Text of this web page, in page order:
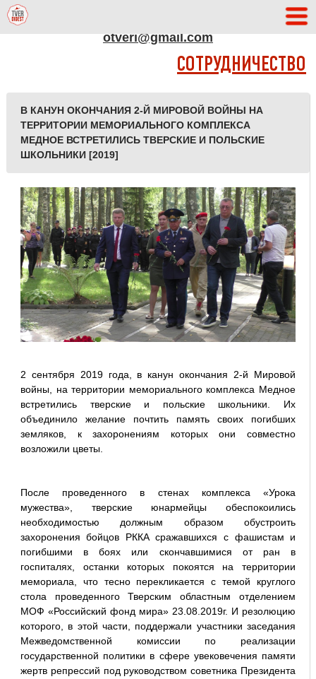
otveri@gmail.com
СОТРУДНИЧЕСТВО
В КАНУН ОКОНЧАНИЯ 2-Й МИРОВОЙ ВОЙНЫ НА
ТЕРРИТОРИИ МЕМОРИАЛЬНОГО КОМПЛЕКСА
МЕДНОЕ ВСТРЕТИЛИСЬ ТВЕРСКИЕ И ПОЛЬСКИЕ
ШКОЛЬНИКИ [2019]
2 сентября 2019 года, в канун окончания 2-й Мировой
войны, на территории мемориального комплекса Медное
встретились тверские и польские школьники. Их
объединило желание почтить память своих погибших
земляков, к захоронениям которых они совместно
возложили цветы.
После проведенного в стенах комплекса «Урока
мужества», тверские юнармейцы обеспокоились
необходимостью должным образом обустроить
захоронения бойцов РККА сражавшихся с фашистам и
погибшими в боях или скончавшимися от ран в
госпиталях, останки которых покоятся на территории
мемориала, что тесно перекликается с темой круглого
стола проведенного Тверским областным отделением
МОФ «Российский фонд мира» 23.08.2019г. И резолюцию
которого, в этой части, поддержали участники заседания
Межведомственной комиссии по реализации
государственной политики в сфере увековечения памяти
жертв репрессий под руководством советника Президента